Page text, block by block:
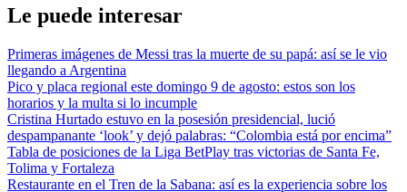
Le puede interesar
Primeras imágenes de Messi tras la muerte de su papá: así se le vio
llegando a Argentina
Pico y placa regional este domingo 9 de agosto: estos son los
horarios y la multa si lo incumple
Cristina Hurtado estuvo en la posesión presidencial, lució
despampanante ‘look’ y dejó palabras: “Colombia está por encima”
Tabla de posiciones de la Liga BetPlay tras victorias de Santa Fe,
Tolima y Fortaleza
Restaurante en el Tren de la Sabana: así es la experiencia sobre los